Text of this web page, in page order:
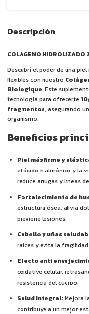
Descripción
COLÁGENO HIDROLIZADO
Descubrí el poder de una
flexibles con nuestro
Biologique. Este
tecnología para ofrecerte
fragmentos, asegurando
organismo.
Beneficios
Piel más firme y
el ácido hialurónico y la
reduce arrugas y líneas
Fortalecimiento de
estructura ósea, alivia
previene lesiones.
Cabello y uñas
raíces y evita la fragilidad.
Efecto anti
oxidativo celular,
resistencia del cuerpo.
Salud integral:Mejora
contribuye a un mejor